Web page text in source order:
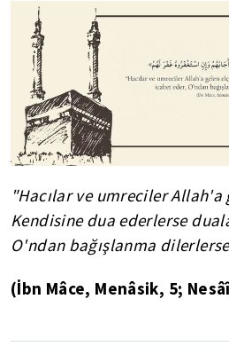
"Hacılar ve umreciler
Kendisine dua ederlerse
O'ndan bağışlanma
(İbn Mâce, Menâsik, 5;